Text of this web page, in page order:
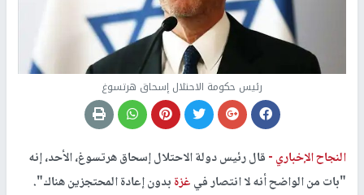
رئيس حكومة الاحتلال إسحاق هرتسوغ
النجاح الإخباري -قال رئيس دولة الاحتلال إسحاق هرتسوغ، الأحد، إنه
"بات من الواضح أنه لا انتصار فيغزةبدون إعادة المحتجزين هناك".